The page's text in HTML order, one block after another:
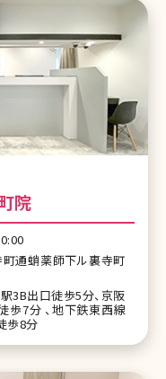
院
通蛸薬師下ル裏寺町
3B出口徒歩5分、京阪
歩7分 、地下鉄東西線
歩8分